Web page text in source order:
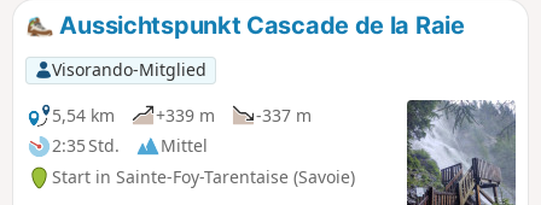
Atemberaubender Blick auf Bellecôte (Nordwand), den Aliet
und seinen herrlichen Schuttkegel sowie auf die Grande
Motte und das Tal von Plan de la Plagne.
Aussichtspunkt Cascade de la Raie
Visorando-Mitglied
5,54 km
+339 m
-337 m
2:35 Std.
Mittel
Start in Sainte-Foy-Tarentaise (Savoie)